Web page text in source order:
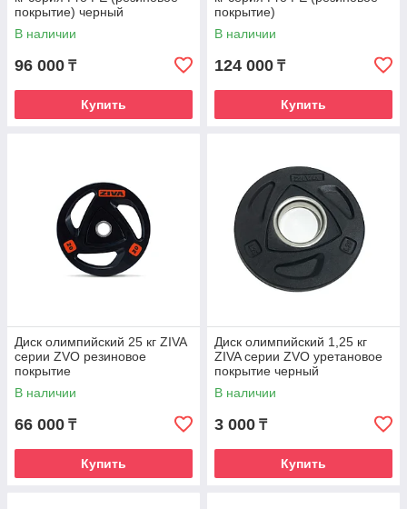
покрытие) черный
В наличии
96 000 ₸
Купить
покрытие)
В наличии
124 000 ₸
Купить
Диск олимпийский 25 кг ZIVA
серии ZVO резиновое
покрытие
В наличии
66 000 ₸
Купить
Диск олимпийский 1,25 кг
ZIVA серии ZVO уретановое
покрытие черный
В наличии
3 000 ₸
Купить